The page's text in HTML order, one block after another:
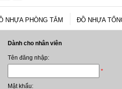
NHỰA PHÒNG TẮM ĐỒ NHỰA